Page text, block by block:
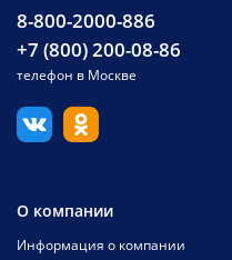
8-800-2000-886
+7 (800) 200-08-86
телефон в Москве
О компании
Информация о компании